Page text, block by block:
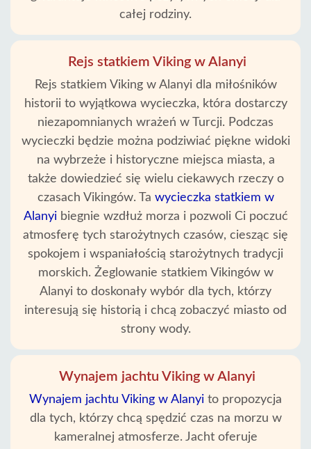
Główna
wioski
Google
opinie
Usługi
Warunki
Prywatności
całej rodziny.
Rejs statkiem Viking w Alanyi
Rejs statkiem Viking w Alanyi dla miłośników
historii to wyjątkowa wycieczka, która dostarczy
niezapomnianych wrażeń w Turcji. Podczas
wycieczki będzie można podziwiać piękne widoki
na wybrzeże i historyczne miejsca miasta, a
także dowiedzieć się wielu ciekawych rzeczy o
czasach Vikingów. Ta wycieczka statkiem w
Alanyibiegnie wzdłuż morza i pozwoli Ci poczuć
atmosferę tych starożytnych czasów, ciesząc się
spokojem i wspaniałością starożytnych tradycji
morskich. Żeglowanie statkiem Vikingów w
Alanyi to doskonały wybór dla tych, którzy
interesują się historią i chcą zobaczyć miasto od
strony wody.
Wynajem jachtu Viking w Alanyi
Wynajem jachtu Viking w Alanyi to propozycja
dla tych, którzy chcą spędzić czas na morzu w
kameralnej atmosferze. Jacht oferuje